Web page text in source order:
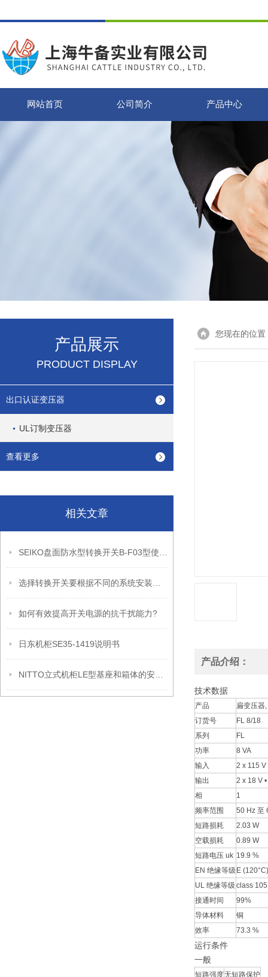
网站首页 公司简介 产品中心
产品展示
PRODUCT DISPLAY
出口认证变压器
UL订制变压器
查看更多
相关文章
如何有效提高开关电源的抗干扰能力?
日东机柜SE35-1419说明书
您现在的位置
产品介绍：
技术数据
产品
扁变压器
订货号
FL 8/18
系列
FL
功率
8 VA
输入
2 x 115 V
输出
2 x 18 V
相
1
频率范围
50 Hz 至
短路损耗
2.03 W
空载损耗
0.89 W
短路电压 uk 19.9 %
EN 绝缘等级 E (120°C)
UL 绝缘等级 class 105
接通时间
99%
导体材料
铜
效率
73.3 %
运行条件
一般
短路强度无短路保护